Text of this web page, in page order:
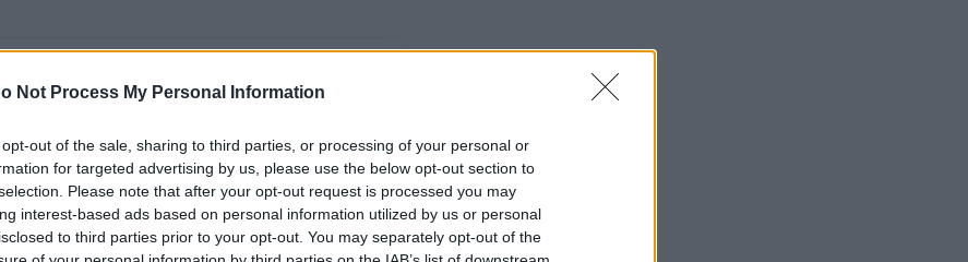
Not Process My Personal Information
out of the sale, sharing to third parties, or processing of your personal or
for targeted advertising by us, please use the below opt-out section to
Please note that after your opt-out request is processed you may
interest-based ads based on personal information utilized by us or personal
to third parties prior to your opt-out. You may separately opt-out of the